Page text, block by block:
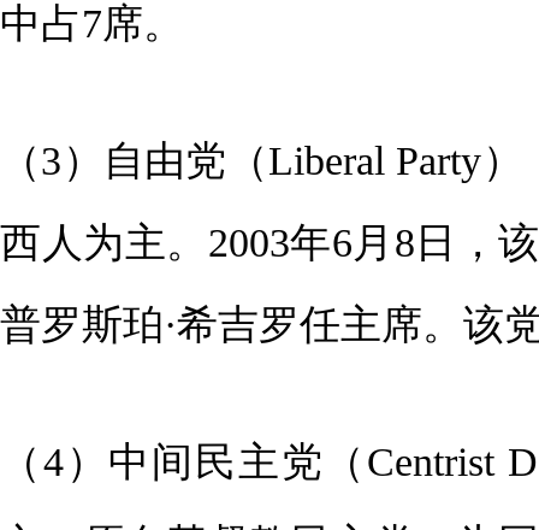
中占7席。
（3）自由党（Liberal Party
西人为主。2003年6月8日，
普罗斯珀·希吉罗任主席。该
（4）中间民主党（Centrist